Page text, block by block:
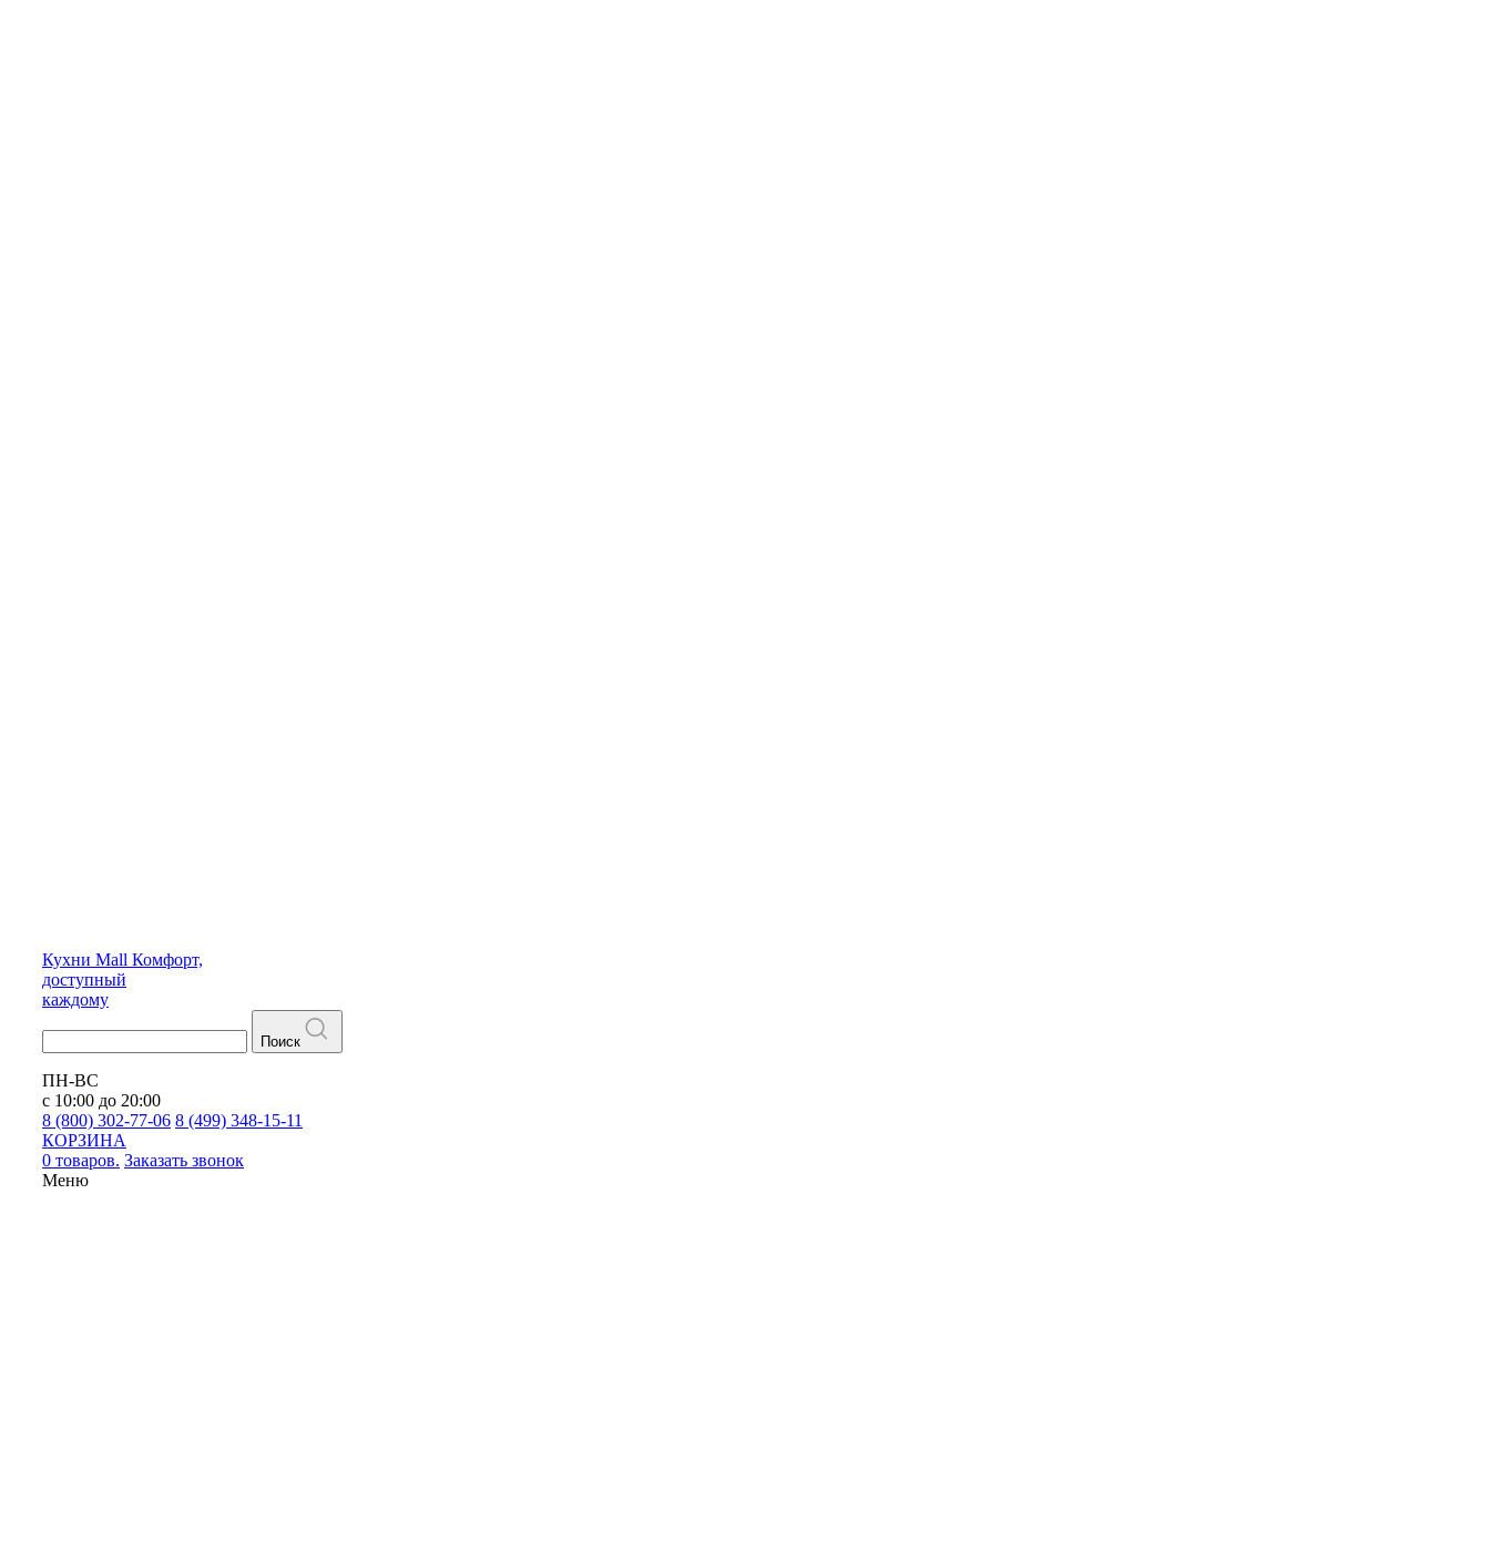
Кухни Mall Комфорт,
доступный
каждому
Поиск
ПН-ВС
с 10:00 до 20:00
8 (800) 302-77-06 8 (499) 348-15-11
КОРЗИНА
0 товаров. Заказать звонок
Меню